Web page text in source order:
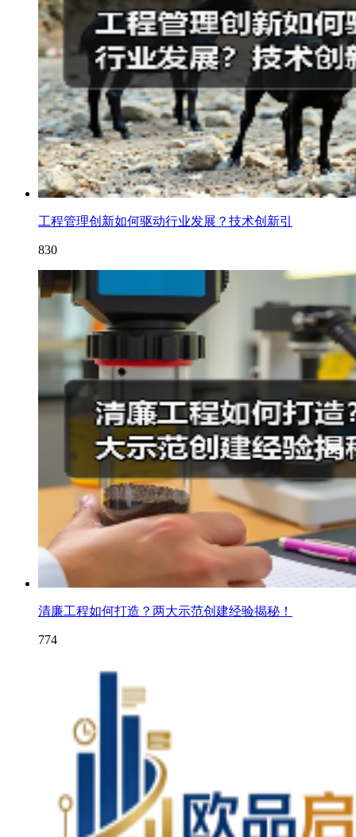
工程管理创新如何驱动行业发展？技术创新引
830
清廉工程如何打造？两大示范创建经验揭秘！
774